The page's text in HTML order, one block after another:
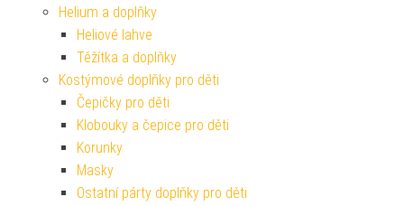
Helium a doplňky
Heliové lahve
Těžítka a doplňky
Kostýmové doplňky pro děti
Čepičky pro děti
Klobouky a čepice pro děti
Korunky
Masky
Ostatní párty doplňky pro děti